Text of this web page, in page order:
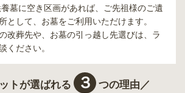
墓に空き区画があれば、ご先祖様のご遺
として、お墓をご利用いただけます。
改葬先や、お墓の引っ越し先選びは、ラ
ください。
トが選ばれる ３ つの理由／